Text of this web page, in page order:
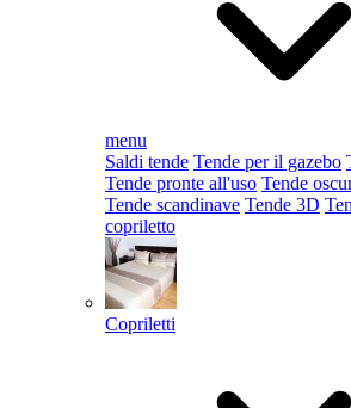
menu
Saldi tende Tende per il gazebo
Tende pronte all'uso Tende
Tende scandinave Tende 3D
copriletto
Copriletti